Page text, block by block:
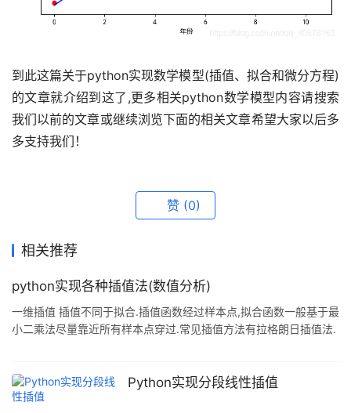
到此这篇关于python实现数学模型(插值、拟合和微分方程)
的文章就介绍到这了,更多相关python数学模型内容请搜索
我们以前的文章或继续浏览下面的相关文章希望大家以后多
多支持我们！
赞 (0)
相关推荐
python实现各种插值法(数值分析)
一维插值 插值不同于拟合.插值函数经过样本点,拟合函数一般基于最
小二乘法尽量靠近所有样本点穿过.常见插值方法有拉格朗日插值法.
复杂.随着样点增加,高次插值会带来误差的震动现象称为龙格现象.
分段插值:虽然收敛,但光滑性较差. 样条插值:样条插值是使用一种名
Python实现分段线性插值